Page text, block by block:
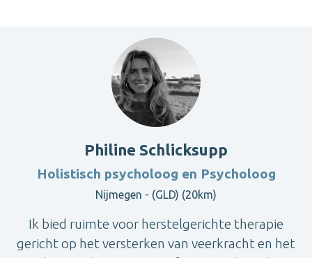
Philine Schlicksupp
Holistisch psycholoog en Psycholoog
Nijmegen - (GLD) (20km)
Ik bied ruimte voor herstelgerichte therapie
gericht op het versterken van veerkracht en het